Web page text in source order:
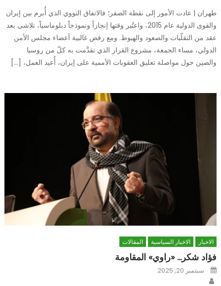
طهران | عادت الأمور إلى نقطة الصفر؛ فالاتفاق النووي الذي أُبرم بين إيران
والقوى الدولية عام 2015، واعتُبر وقتها إنجازاً ونموذجاً دبلوماسياً، تلاشى بعد
عقد من التقلّبات والصعود والهبوط. ومع رفض غالبية أعضاء مجلس الأمن
الدولي، مساء الجمعة، مشروع القرار الذي تقدَّمت به كلّ من روسيا
والصين حول مواصلة تعليق العقوبات الأممية على إيران، أُعيد العمل، […]
الاخبار الاخبار السياسية المقالات
فؤاد شكر… «راوي» المقاومة
Posted
onسبتمبر 20, 2025